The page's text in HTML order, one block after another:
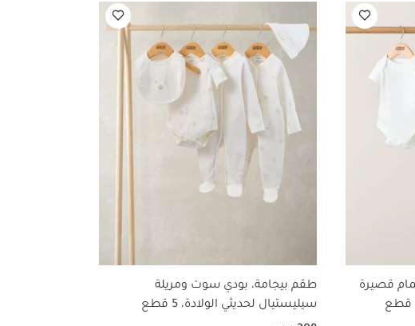
قصيرة
طقم بيجامة، بودي سوت ومريلة
سيليستيال لحديثي الولادة، 5 قطع